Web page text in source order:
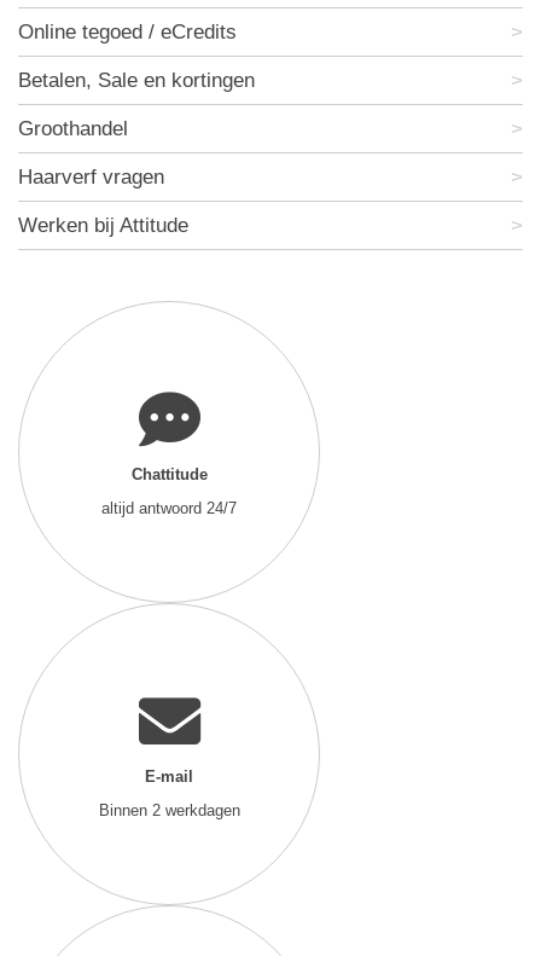
Online tegoed / eCredits
Betalen, Sale en kortingen
Groothandel
Haarverf vragen
Werken bij Attitude
Chattitude
altijd antwoord 24/7
E-mail
Binnen 2 werkdagen